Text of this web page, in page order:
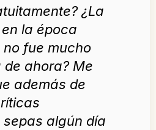
¿La
la época
fue mucho
de ahora? Me
además de
algún día